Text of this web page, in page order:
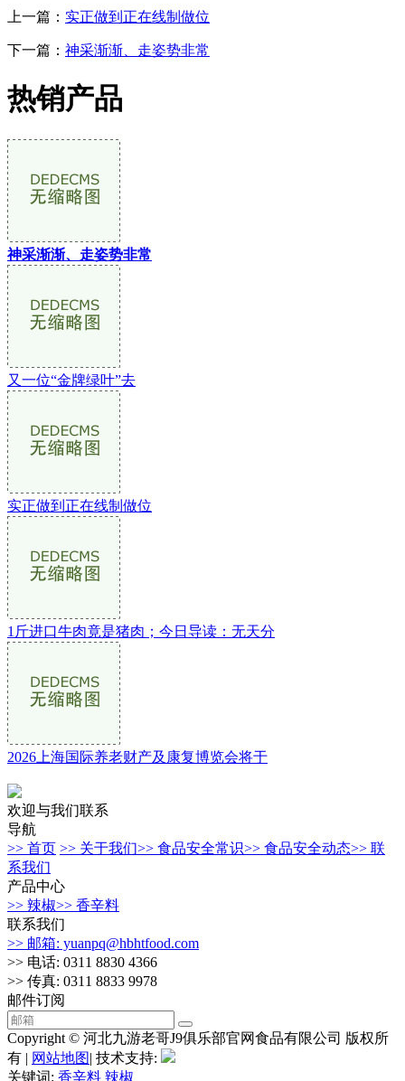
上一篇： 实正做到正在线制做位
下一篇： 神采渐渐、走姿势非常
热销产品
神采渐渐、走姿势非常
又一位“金牌绿叶”去
实正做到正在线制做位
1斤进口牛肉竟是猪肉；今日导读：无天分
2026上海国际养老财产及康复博览会将于
欢迎与我们联系
导航
>> 首页 >> 关于我们>> 食品安全常识>> 食品安全动态>> 联
系我们
产品中心
>> 辣椒>> 香辛料
联系我们
>> 邮箱: yuanpq@hbhtfood.com
>> 电话: 0311 8830 4366
>> 传真: 0311 8833 9978
邮件订阅
Copyright © 河北九游老哥J9俱乐部官网食品有限公司 版权所
有 | 网站地图| 技术支持:
关键词: 香辛料 辣椒